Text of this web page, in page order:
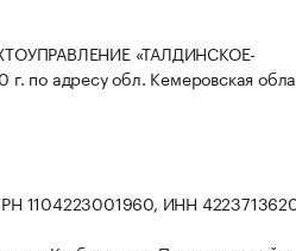
«ТАЛДИНСКОЕ-
по адресу обл. Кемеровская
1104223001960, ИНН